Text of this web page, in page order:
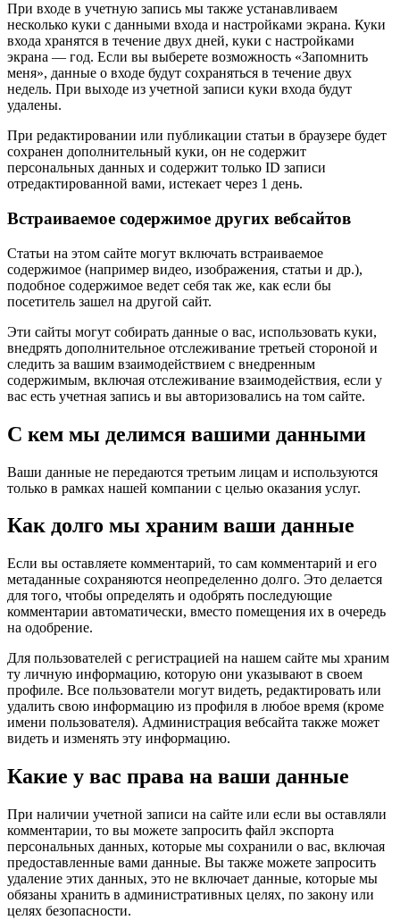
При входе в учетную запись мы также устанавливаем
несколько куки с данными входа и настройками экрана. Куки
входа хранятся в течение двух дней, куки с настройками
экрана — год. Если вы выберете возможность «Запомнить
меня», данные о входе будут сохраняться в течение двух
недель. При выходе из учетной записи куки входа будут
удалены.
При редактировании или публикации статьи в браузере будет
сохранен дополнительный куки, он не содержит
персональных данных и содержит только ID записи
отредактированной вами, истекает через 1 день.
Встраиваемое содержимое других вебсайтов
Статьи на этом сайте могут включать встраиваемое
содержимое (например видео, изображения, статьи и др.),
подобное содержимое ведет себя так же, как если бы
посетитель зашел на другой сайт.
Эти сайты могут собирать данные о вас, использовать куки,
внедрять дополнительное отслеживание третьей стороной и
следить за вашим взаимодействием с внедренным
содержимым, включая отслеживание взаимодействия, если у
вас есть учетная запись и вы авторизовались на том сайте.
С кем мы делимся вашими данными
Ваши данные не передаются третьим лицам и используются
только в рамках нашей компании с целью оказания услуг.
Как долго мы храним ваши данные
Если вы оставляете комментарий, то сам комментарий и его
метаданные сохраняются неопределенно долго. Это делается
для того, чтобы определять и одобрять последующие
комментарии автоматически, вместо помещения их в очередь
на одобрение.
Для пользователей с регистрацией на нашем сайте мы храним
ту личную информацию, которую они указывают в своем
профиле. Все пользователи могут видеть, редактировать или
удалить свою информацию из профиля в любое время (кроме
имени пользователя). Администрация вебсайта также может
видеть и изменять эту информацию.
Какие у вас права на ваши данные
При наличии учетной записи на сайте или если вы оставляли
комментарии, то вы можете запросить файл экспорта
персональных данных, которые мы сохранили о вас, включая
предоставленные вами данные. Вы также можете запросить
удаление этих данных, это не включает данные, которые мы
обязаны хранить в административных целях, по закону или
целях безопасности.